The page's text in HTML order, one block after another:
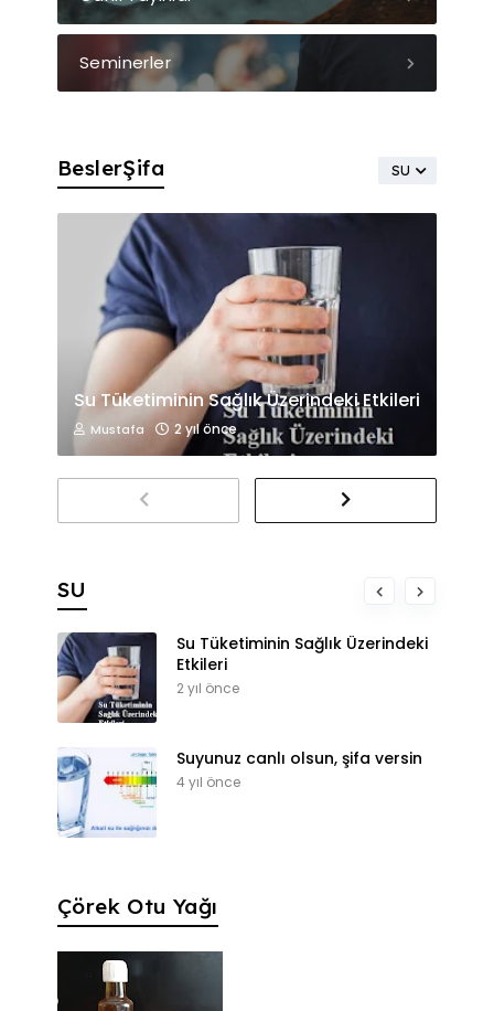
Seminerler
SU
BeslerŞifa
Su Tüketiminin Sağlık Üzerindeki Etkileri
Mustafa 2 yıl önce
SU
Su Tüketiminin Sağlık Üzerindeki
Etkileri
2 yıl önce
Suyunuz canlı olsun, şifa versin
4 yıl önce
Çörek Otu Yağı